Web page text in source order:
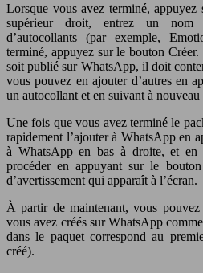
Lorsque vous avez terminé,
supérieur droit, entrez un nom
d’autocollants (par exemple,
terminé, appuyez sur le bouton
soit publié sur WhatsApp, il doit
vous pouvez en ajouter d’autres en
un autocollant et en suivant à nouveau
Une fois que vous avez terminé le
rapidement l’ajouter à WhatsApp en
à WhatsApp en bas à droite, et en
procéder en appuyant sur le
d’avertissement qui apparaît à l’écran.
À partir de maintenant, vous
vous avez créés sur WhatsApp
dans le paquet correspond au
créé).